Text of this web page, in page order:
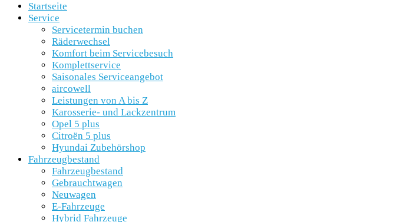
Startseite
Service
Servicetermin buchen
Räderwechsel
Komfort beim Servicebesuch
Komplettservice
Saisonales Serviceangebot
aircowell
Leistungen von A bis Z
Karosserie- und Lackzentrum
Opel 5 plus
Citroën 5 plus
Hyundai Zubehörshop
Fahrzeugbestand
Fahrzeugbestand
Gebrauchtwagen
Neuwagen
E-Fahrzeuge
Hybrid Fahrzeuge